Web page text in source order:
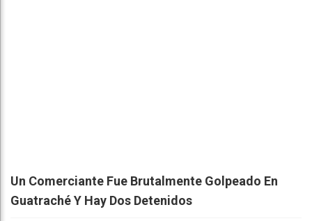
Un Comerciante Fue Brutalmente Golpeado En
Guatraché Y Hay Dos Detenidos